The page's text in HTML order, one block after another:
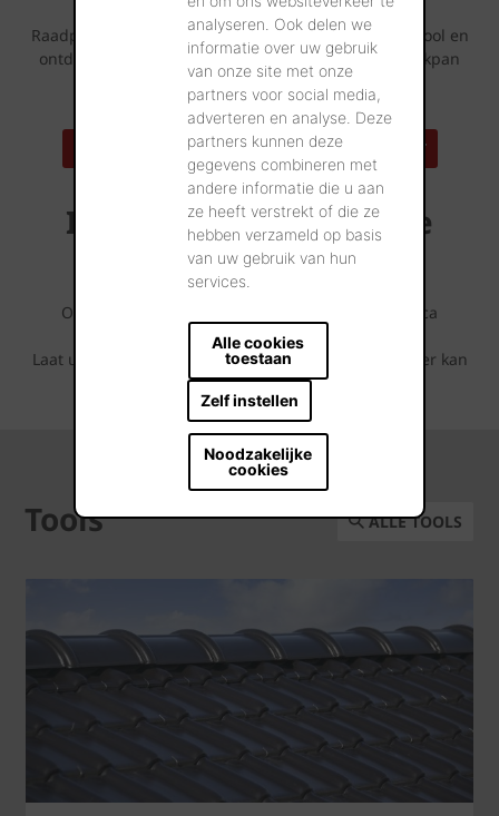
analyseren. Ook delen we
informatie over uw gebruik
van onze site met onze
partners voor social media,
adverteren en analyse. Deze
partners kunnen deze
gegevens combineren met
andere informatie die u aan
ze heeft verstrekt of die ze
hebben verzameld op basis
van uw gebruik van hun
services.
Alle cookies
toestaan
Zelf instellen
Noodzakelijke
cookies
Lijkt deze dakpan iets voor uw bouwproject?
Raadpleeg dan zeker ook eens onze Huizenspotten tool en
ontdek tal van referentiewoningen die met deze dakpan
werden opgetrokken bij u in de buurt.
ZOEK EEN REFERENTIEADRES IN UW BUURT
Inspirerende referentie
projecten
Ontdek wat er allemaal mogelijk is met deze Terca
gevelsteen.
Laat u inspireren door de fotoreeksen die u hieronder kan
terugvinden.
Tools ALLE TOOLS